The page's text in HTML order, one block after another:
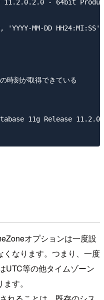
11.2.0.2.0 - 64bit
MM-DD
刻が取得できている
11g Release
オプションは一度設
くなります。つまり、一度
UTC等の他タイムゾーン
す。